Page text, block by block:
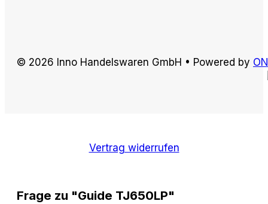
© 2026 Inno Handelswaren GmbH • Powered by
Vertrag widerrufen
Frage zu "Guide TJ650LP"